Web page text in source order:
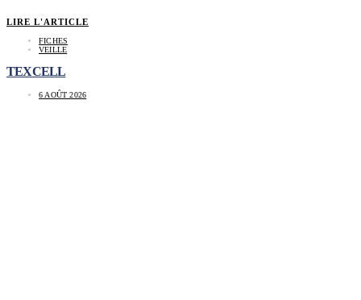
LIRE L'ARTICLE
FICHES
VEILLE
TEXCELL
6 AOÛT 2026